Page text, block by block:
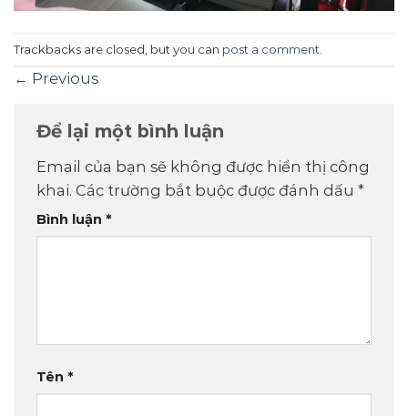
Trackbacks are closed, but you can post a comment
← Previous
Để lại một bình luận
Email của bạn sẽ không được hiển thị công
khai. Các trường bắt buộc được đánh dấu *
Bình luận *
Tên *